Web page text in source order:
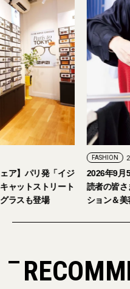
【おしゃれな大人のアイウェア
ピジ」が国内初の旗艦店をキャ
にオープン。日本限定サングラ